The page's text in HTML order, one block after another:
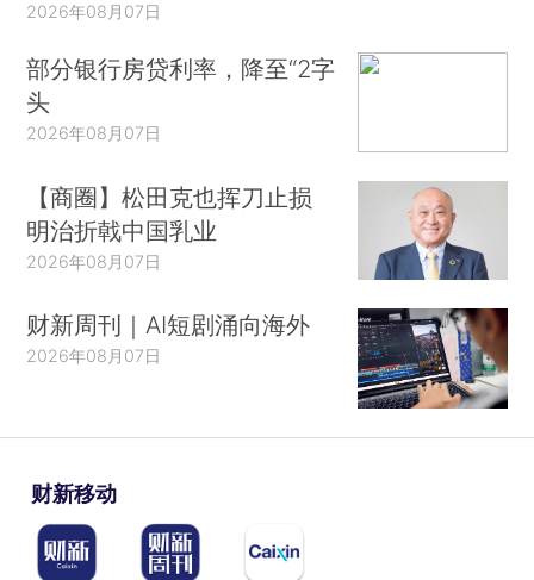
2026年08月07日
部分银行房贷利率，降至“2字
头
2026年08月07日
【商圈】松田克也挥刀止损
明治折戟中国乳业
2026年08月07日
财新周刊｜AI短剧涌向海外
2026年08月07日
财新移动